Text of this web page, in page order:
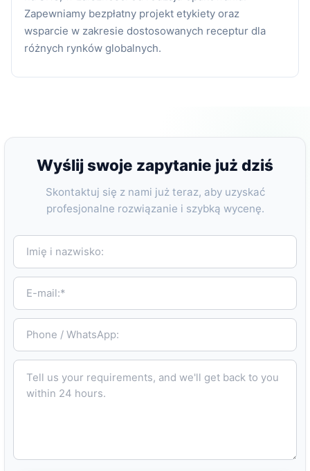
Zapewniamy bezpłatny projekt etykiety oraz
wsparcie w zakresie dostosowanych receptur dla
różnych rynków globalnych.
Wyślij swoje zapytanie już dziś
Skontaktuj się z nami już teraz, aby uzyskać
profesjonalne rozwiązanie i szybką wycenę.
Imię i nazwisko:
E-mail:*
Phone / WhatsApp:
Tell us your requirements, and we'll get back to you within 24 hours.